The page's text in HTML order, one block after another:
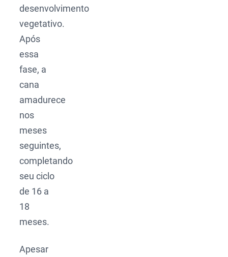
desenvolvimento
vegetativo.
Após
essa
fase, a
cana
amadurece
nos
meses
seguintes,
completando
seu ciclo
de 16 a
18
meses.
Apesar